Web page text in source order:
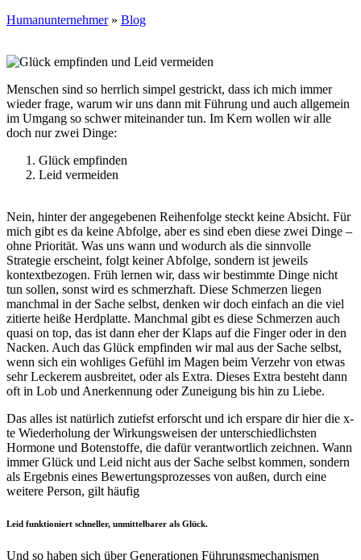
Humanunternehmer» Blog
Menschen sind so herrlich simpel gestrickt, dass ich mich immer
wieder frage, warum wir uns dann mit Führung und auch allgemein
im Umgang so schwer miteinander tun. Im Kern wollen wir alle
doch nur zwei Dinge:
Glück empfinden
Leid vermeiden
Nein, hinter der angegebenen Reihenfolge steckt keine Absicht. Für
mich gibt es da keine Abfolge, aber es sind eben diese zwei Dinge –
ohne Priorität. Was uns wann und wodurch als die sinnvolle
Strategie erscheint, folgt keiner Abfolge, sondern ist jeweils
kontextbezogen. Früh lernen wir, dass wir bestimmte Dinge nicht
tun sollen, sonst wird es schmerzhaft. Diese Schmerzen liegen
manchmal in der Sache selbst, denken wir doch einfach an die viel
zitierte heiße Herdplatte. Manchmal gibt es diese Schmerzen auch
quasi on top, das ist dann eher der Klaps auf die Finger oder in den
Nacken. Auch das Glück empfinden wir mal aus der Sache selbst,
wenn sich ein wohliges Gefühl im Magen beim Verzehr von etwas
sehr Leckerem ausbreitet, oder als Extra. Dieses Extra besteht dann
oft in Lob und Anerkennung oder Zuneigung bis hin zu Liebe.
Das alles ist natürlich zutiefst erforscht und ich erspare dir hier die x-
te Wiederholung der Wirkungsweisen der unterschiedlichsten
Hormone und Botenstoffe, die dafür verantwortlich zeichnen. Wann
immer Glück und Leid nicht aus der Sache selbst kommen, sondern
als Ergebnis eines Bewertungsprozesses von außen, durch eine
weitere Person, gilt häufig
Leid funktioniert schneller, unmittelbarer als Glück.
Und so haben sich über Generationen Führungsmechanismen